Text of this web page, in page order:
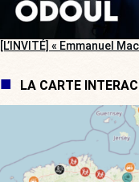
[L’INVITÉ] « Emmanuel
LA CARTE